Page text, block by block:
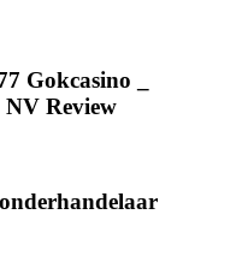
Gokcasino _
Review